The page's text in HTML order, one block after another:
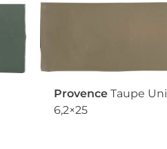
Provence Taupe Uni
6,2×25